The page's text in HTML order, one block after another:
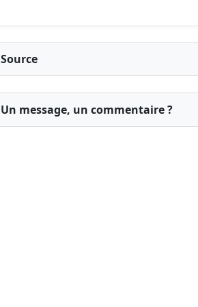
Source
Un message, un commentaire ?